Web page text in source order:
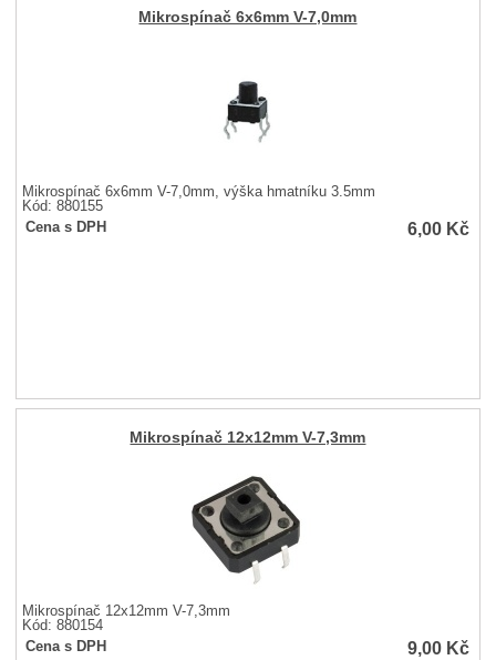
Mikrospínač 6x6mm V-7,0mm
Mikrospínač 6x6mm V-7,0mm, výška hmatníku 3.5mm
Kód: 880155
Cena s DPH
6,00 Kč
Mikrospínač 12x12mm V-7,3mm
Mikrospínač 12x12mm V-7,3mm
Kód: 880154
Cena s DPH
9,00 Kč